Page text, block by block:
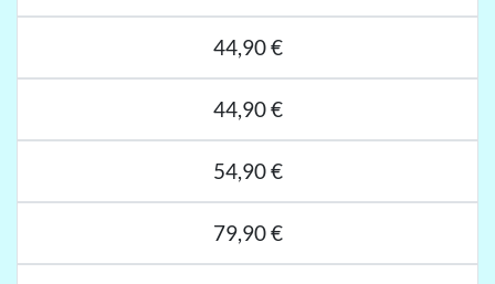
44,90 €
44,90 €
54,90 €
79,90 €